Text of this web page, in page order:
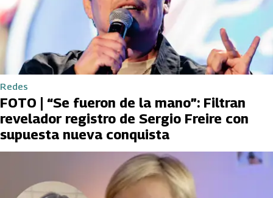
Redes
FOTO | “Se fueron de la mano”: Filtran
revelador registro de Sergio Freire con
supuesta nueva conquista